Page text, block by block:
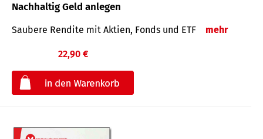
Nachhaltig Geld anlegen
Saubere Rendite mit Aktien, Fonds und ETF mehr
22,90 €